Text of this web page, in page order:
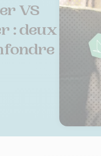
VS
: deux